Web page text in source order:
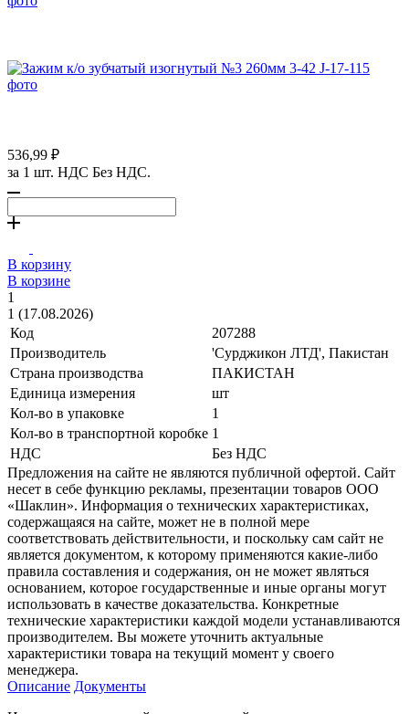
536,99 ₽
за 1 шт. НДС Без НДС.
В корзину
В корзине
1
1 (17.08.2026)
Код
207288
Производитель
'Сурджикон ЛТД', Пакистан
Страна производства
ПАКИСТАН
Единица измерения
шт
Кол-во в упаковке
1
Кол-во в транспортной коробке 1
НДС
Без НДС
Предложения на сайте не являются публичной офертой. Сайт
несет в себе функцию рекламы, презентации товаров ООО
«Шаклин». Информация о технических характеристиках,
содержащаяся на сайте, может не в полной мере
соответствовать действительности, и поскольку сам сайт не
является документом, к которому применяются какие-либо
правила составления и содержания, он не может являться
основанием, которое государственные и иные органы могут
использовать в качестве доказательства. Конкретные
технические характеристики каждой модели устанавливаются
производителем. Вы можете уточнить актуальные
характеристики товара на текущий момент у своего
менеджера.
Описание Документы